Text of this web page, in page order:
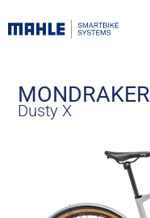
MONDRAKER
Dusty X